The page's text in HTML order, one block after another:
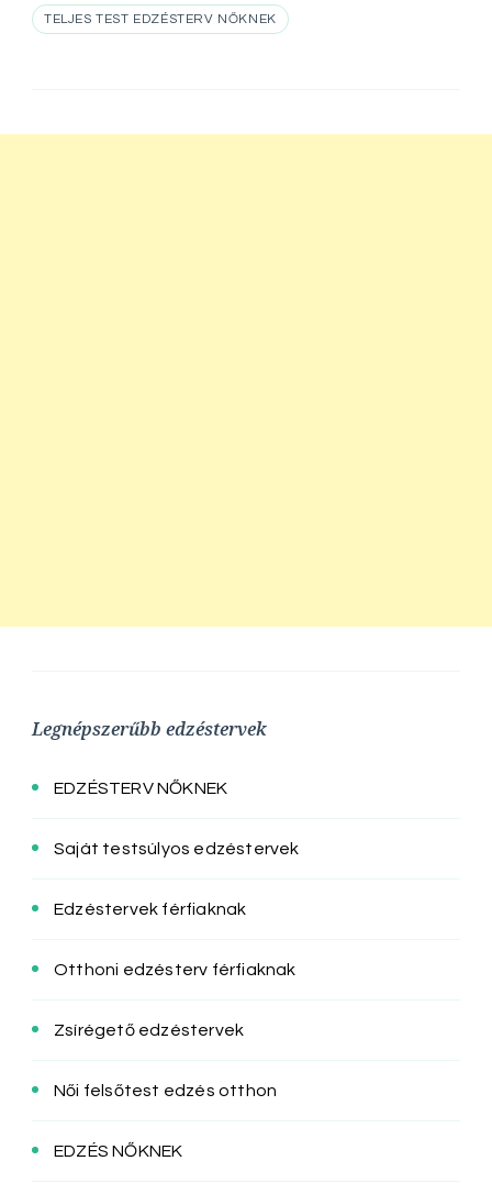
TELJES TEST EDZÉSTERV NŐKNEK
Legnépszerűbb edzéstervek
EDZÉSTERV NŐKNEK
Saját testsúlyos edzéstervek
Edzéstervek férfiaknak
Otthoni edzésterv férfiaknak
Zsírégető edzéstervek
Női felsőtest edzés otthon
EDZÉS NŐKNEK